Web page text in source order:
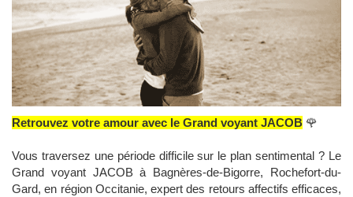
Retrouvez votre amour avec le Grand voyant JACOB 🌹
Vous traversez une période difficile sur le plan sentimental ? Le
Grand voyant JACOB à Bagnères-de-Bigorre, Rochefort-du-
Gard, en région Occitanie, expert des retours affectifs efficaces,